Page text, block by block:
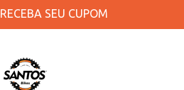
RECEBA SEU CUPOM